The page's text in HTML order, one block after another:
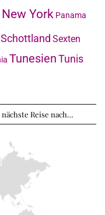
New York Panama
Schottland Sexten
TunesienTunis
Reise nach…